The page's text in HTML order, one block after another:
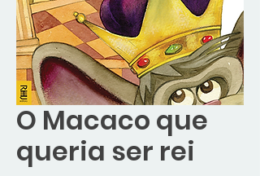
O Macaco que
queria ser rei